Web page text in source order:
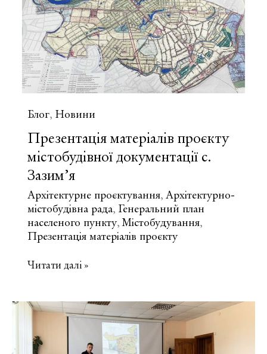
Блог, Новини
Презентація матеріалів проєкту
містобудівної документації с.
Зазим’я
Архітектурне проєктування, Архітектурно-
містобудівна рада, Генеральний план
населеного пункту,Містобудування,
Презентація матеріалів проєкту
Презентація
містобудівної
документації
Зазим’я
Читати далі »